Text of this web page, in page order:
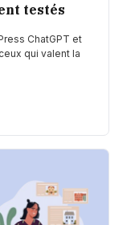
testés
ChatGPT et
qui valent la